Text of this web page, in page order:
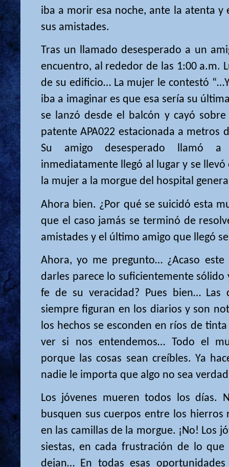
iba a morir esa noche, ante la atenta y
sus amistades.
Tras un llamado desesperado a un
encuentro, al rededor de las 1:00 a.m.
de su edificio… La mujer le contestó
iba a imaginar es que esa sería su
se lanzó desde el balcón y cayó
patente APA022 estacionada a metros
Su amigo desesperado llamó
inmediatamente llegó al lugar y se
la mujer a la morgue del hospital
Ahora bien. ¿Por qué se suicidó esta
que el caso jamás se terminó de
amistades y el último amigo que llegó
Ahora, yo me pregunto… ¿Acaso
darles parece lo suficientemente
fe de su veracidad? Pues bien… Las
siempre figuran en los diarios y son
los hechos se esconden en ríos de
ver si nos entendemos… Todo el
porque las cosas sean creíbles. Ya
nadie le importa que algo no sea
Los jóvenes mueren todos los días.
busquen sus cuerpos entre los
en las camillas de la morgue. ¡No! Los
siestas, en cada frustración de lo
dejan… En todas esas